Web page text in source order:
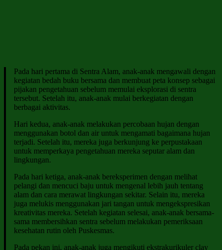
Pada hari pertama di Sentra Alam, anak-anak mengawali dengan
kegiatan bedah buku bersama dan membuat peta konsep sebagai
pijakan pengetahuan sebelum memulai eksplorasi di sentra
tersebut. Setelah itu, anak-anak mulai berkegiatan dengan
berbagai aktivitas.
Hari kedua, anak-anak melakukan percobaan hujan dengan
menggunakan botol dan air untuk mengamati bagaimana hujan
terjadi. Setelah itu, mereka juga berkunjung ke perpustakaan
untuk memperkaya pengetahuan mereka seputar alam dan
lingkungan.
Pada hari ketiga, anak-anak bereksperimen dengan melihat
pelangi dan mencuci baju untuk mengenal lebih jauh tentang
alam dan cara merawat lingkungan sekitar. Selain itu, mereka
juga melukis menggunakan jari tangan untuk mengekspresikan
kreativitas mereka. Setelah kegiatan selesai, anak-anak bersama-
sama membersihkan sentra sebelum melakukan pemeriksaan
kesehatan rutin oleh Puskesmas.
Pada pekan ini, anak-anak juga mengikuti ekstrakurikuler clay